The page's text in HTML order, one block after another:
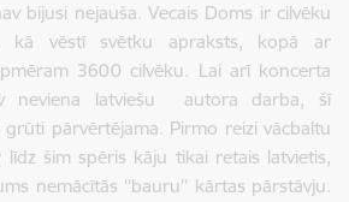
bijusi nejauša. Vecais Doms ir cilvēku
kā vēstī svētku apraksts, kopā ar
3600 cilvēku. Lai arī koncerta
neviena latviešu autora darba, šī
pārvērtējama. Pirmo reizi vācbaltu
līdz šim spēris kāju tikai retais latvietis,
nemācītās ‘’bauru’’ kārtas pārstāvju.